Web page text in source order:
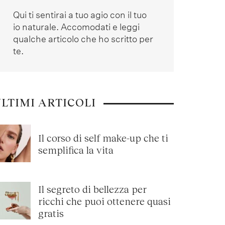
Qui ti sentirai a tuo agio con il tuo
io naturale. Accomodati e leggi
qualche articolo che ho scritto per
te.
ARTICOLI
Il corso di self make-up che ti
semplifica la vita
Il segreto di bellezza per
ricchi che puoi ottenere quasi
gratis